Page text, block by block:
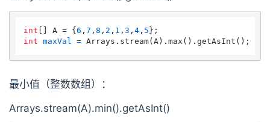
int [] A = {6 , 7 , 8 , 2 , 1 , 3 , 4, 5
int maxVal =
最小值（整数数组）：
Arrays.stream(A).min().getAsInt()